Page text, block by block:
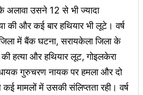
अलावा उसने 12 से भी ज्यादा
की और कई बार हथियार भी लूटे। वर्ष
में बैंक घटना, सरायकेला जिला के
हत्या और हथियार लूट, गोइलकेरा
गुरुचरण नायक पर हमला और दो
मामलों में उसकी संलिप्तता रही। वर्ष